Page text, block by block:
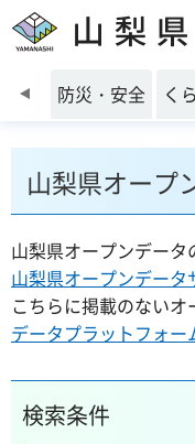
山梨県
前のスライドを表示
防災・安全 く
山梨県オープ
山梨県オープンデータ
山梨県オープンデータ
こちらに掲載のないオ
データプラットフォー
検索条件